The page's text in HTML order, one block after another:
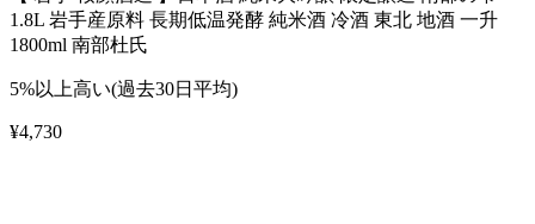
1.8L 岩手産原料 長期低温発酵 純米酒 冷酒 東北 地酒 一升
1800ml 南部杜氏
5%以上高い(過去30日平均)
¥4,730